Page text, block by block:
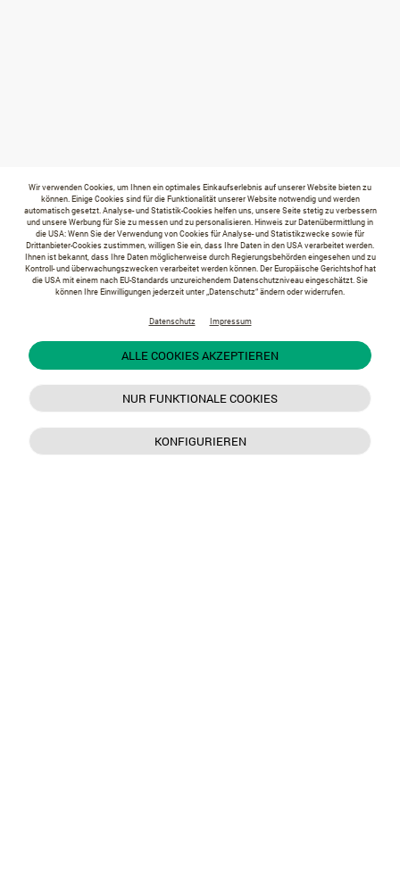
Wir verwenden Cookies, um Ihnen ein optimales Einkaufserlebnis auf unserer Website bieten zu
können. Einige Cookies sind für die Funktionalität unserer Website notwendig und werden
automatisch gesetzt. Analyse- und Statistik-Cookies helfen uns, unsere Seite stetig zu verbessern
und unsere Werbung für Sie zu messen und zu personalisieren. Hinweis zur Datenübermittlung in
die USA: Wenn Sie der Verwendung von Cookies für Analyse- und Statistikzwecke sowie für
Drittanbieter-Cookies zustimmen, willigen Sie ein, dass Ihre Daten in den USA verarbeitet werden.
Ihnen ist bekannt, dass Ihre Daten möglicherweise durch Regierungsbehörden eingesehen und zu
Kontroll- und überwachungszwecken verarbeitet werden können. Der Europäische Gerichtshof hat
die USA mit einem nach EU-Standards unzureichendem Datenschutzniveau eingeschätzt. Sie
können Ihre Einwilligungen jederzeit unter „Datenschutz“ ändern oder widerrufen.
Datenschutz Impressum
ALLE COOKIES AKZEPTIEREN
NUR FUNKTIONALE COOKIES
KONFIGURIEREN